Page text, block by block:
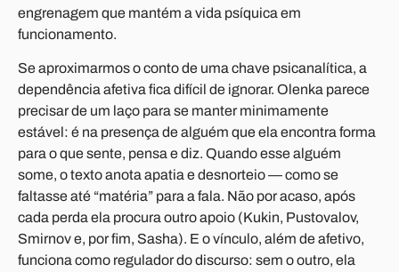
engrenagem que mantém a vida psíquica em
funcionamento.
Se aproximarmos o conto de uma chave psicanalítica, a
dependência afetiva fica difícil de ignorar. Olenka parece
precisar de um laço para se manter minimamente
estável: é na presença de alguém que ela encontra forma
para o que sente, pensa e diz. Quando esse alguém
some, o texto anota apatia e desnorteio — como se
faltasse até “matéria” para a fala. Não por acaso, após
cada perda ela procura outro apoio (Kukin, Pustovalov,
Smirnov e, por fim, Sasha). E o vínculo, além de afetivo,
funciona como regulador do discurso: sem o outro, ela